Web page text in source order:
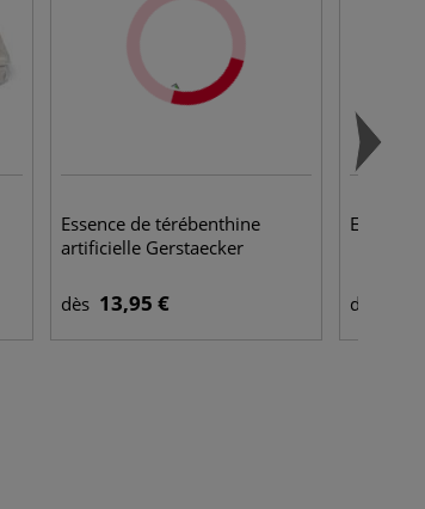
Essence de térébenthine
artificielle Gerstaecker
dès 13,95 €
Encre
dès